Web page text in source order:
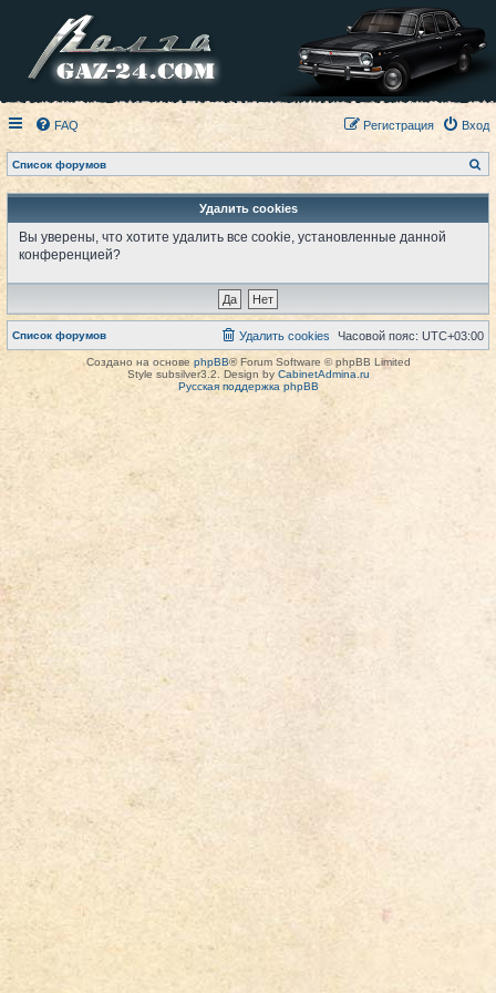
FAQ Вход
Регистрация
Список форумов
о
с
Удалить cookies
Вы уверены, что хотите удалить все cookie, установленные данной
конференцией?
Список форумов Часовой пояс: UTC+03:00
Удалить cookies
Создано на основе phpBB® Forum Software © phpBB Limited
Style subsilver3.2. Design by CabinetAdmina.ru
Русская поддержка phpBB